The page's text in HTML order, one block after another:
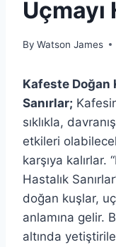
Uçmayı
By Watson James
Kafeste Doğan
Sanırlar;
sıklıkla,
etkileri
karşıya kalırlar.
Hastalık
doğan kuşlar,
anlamına gelir.
altında